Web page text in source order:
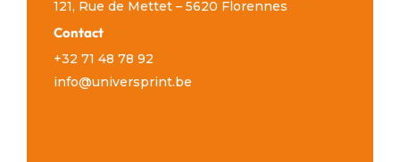
121, Rue de Mettet – 5620 Florennes
Contact
+32 71 48 78 92
info@universprint.be